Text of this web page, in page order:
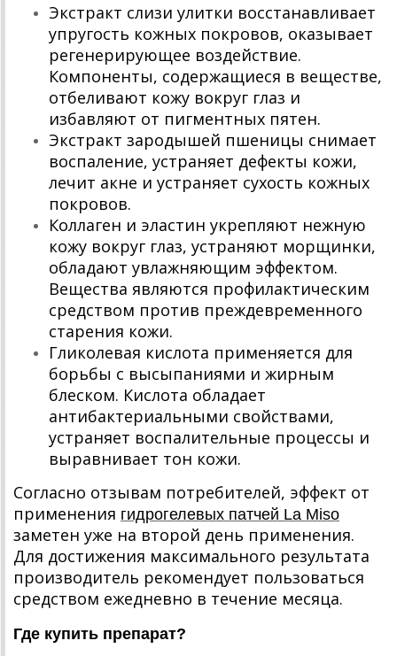
Экстракт слизи улитки восстанавливает
упругость кожных покровов, оказывает
регенерирующее воздействие.
Компоненты, содержащиеся в веществе,
отбеливают кожу вокруг глаз и
избавляют от пигментных пятен.
Экстракт зародышей пшеницы снимает
воспаление, устраняет дефекты кожи,
лечит акне и устраняет сухость кожных
покровов.
Коллаген и эластин укрепляют нежную
кожу вокруг глаз, устраняют морщинки,
обладают увлажняющим эффектом.
Вещества являются профилактическим
средством против преждевременного
старения кожи.
Гликолевая кислота применяется для
борьбы с высыпаниями и жирным
блеском. Кислота обладает
антибактериальными свойствами,
устраняет воспалительные процессы и
выравнивает тон кожи.
Согласно отзывам потребителей, эффект от
применения гидрогелевых патчей La Miso
заметен уже на второй день применения.
Для достижения максимального результата
производитель рекомендует пользоваться
средством ежедневно в течение месяца.
Где купить препарат?